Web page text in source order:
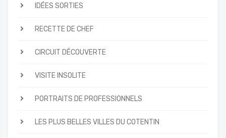
IDÉES SORTIES
RECETTE DE CHEF
CIRCUIT DÉCOUVERTE
VISITE INSOLITE
PORTRAITS DE PROFESSIONNELS
LES PLUS BELLES VILLES DU COTENTIN